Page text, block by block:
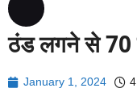
ठंड लगने से 70
January 1, 2024